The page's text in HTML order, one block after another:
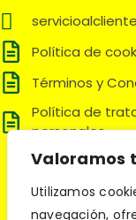
Valoramos
Utilizamos
navegación,
Política de
Términos y
Política de
personales